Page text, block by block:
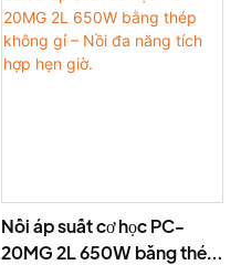
suất 700–1000W
Nồi áp suất cơ học PC-
20MG 2L 650W bằng thép